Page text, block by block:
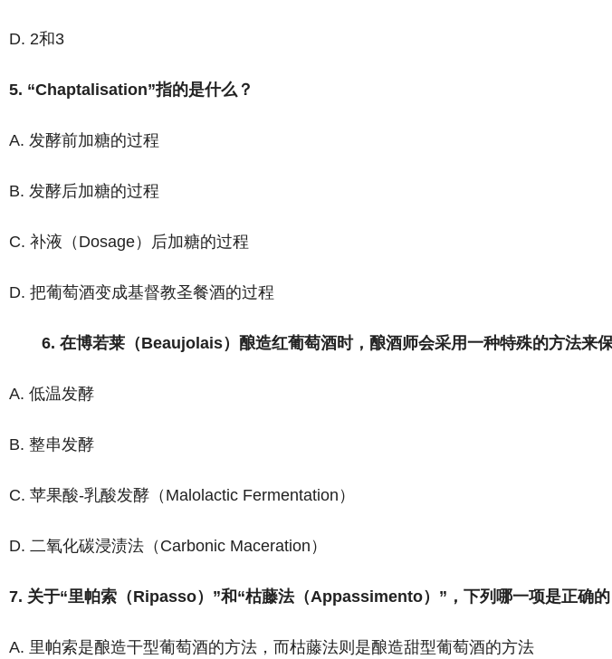
D. 2和3
5. “Chaptalisation”指的是什么？
A. 发酵前加糖的过程
B. 发酵后加糖的过程
C. 补液（Dosage）后加糖的过程
D. 把葡萄酒变成基督教圣餐酒的过程
6. 在博若莱（Beaujolais）酿造红葡萄酒时，酿酒师会采用一种特殊的方法来
A. 低温发酵
B. 整串发酵
C. 苹果酸-乳酸发酵（Malolactic Fermentation）
D. 二氧化碳浸渍法（Carbonic Maceration）
7. 关于“里帕索（Ripasso）”和“枯藤法（Appassimento）”，下列哪一项是正确的
A. 里帕索是酿造干型葡萄酒的方法，而枯藤法则是酿造甜型葡萄酒的方法